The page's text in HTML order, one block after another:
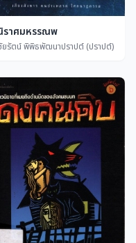
ราศมหรรณพ
ยรัตน์ พิพิธพัฒนาปราปต์ (ปราปต์)